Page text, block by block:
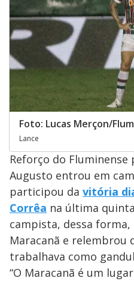
Foto: Lucas Merçon/
Lance
Reforço do Fluminense
Augusto entrou em
participou da vitória
Corrêa na última
campista, dessa
Maracanã e relembrou
trabalhava como
“O Maracanã é um